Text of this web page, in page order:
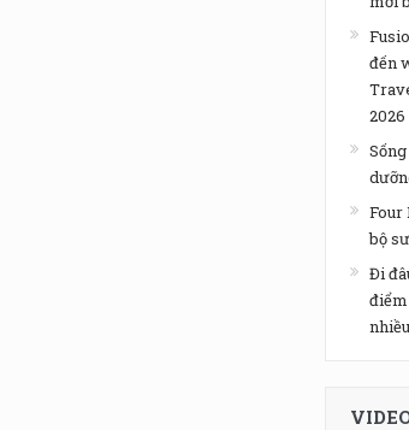
đến
2026
Four
bộ
Đi